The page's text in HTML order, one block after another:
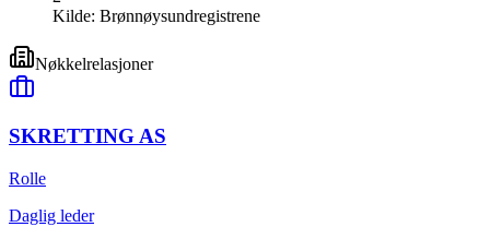
Kilde: Brønnøysundregistrene
Nøkkelrelasjoner
SKRETTING AS
Rolle
Daglig leder